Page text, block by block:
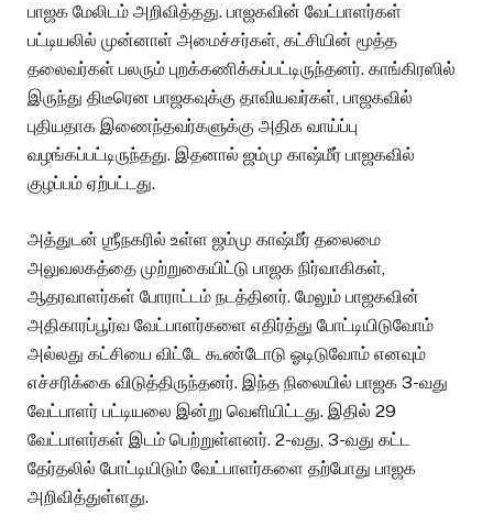
பாஜக மேலிடம் அறிவித்தது. பாஜகவின் வேட்பாளர்கள்
பட்டியலில் முன்னாள் அமைச்சர்கள், கட்சியின் மூத்த
தலைவர்கள் பலரும் புறக்கணிக்கப்பட்டிருந்தனர். காங்கிரஸில்
இருந்து திடீரென பாஜகவுக்கு தாவியவர்கள், பாஜகவில்
புதியதாக இணைந்தவர்களுக்கு அதிக வாய்ப்பு
வழங்கப்பட்டிருந்தது. இதனால் ஜம்மு காஷ்மீர் பாஜகவில்
குழப்பம் ஏற்பட்டது.
அத்துடன் ஶ்ரீநகரில் உள்ள ஜம்மு காஷ்மீர் தலைமை
அலுவலகத்தை முற்றுகையிட்டு பாஜக நிர்வாகிகள்,
ஆதரவாளர்கள் போராட்டம் நடத்தினர். மேலும் பாஜகவின்
அதிகாரப்பூர்வ வேட்பாளர்களை எதிர்த்து போட்டியிடுவோம்
அல்லது கட்சியை விட்டே கூண்டோடு ஓடிடுவோம் எனவும்
எச்சரிக்கை விடுத்திருந்தனர். இந்த நிலையில் பாஜக 3-வது
வேட்பாளர் பட்டியலை இன்று வெளியிட்டது. இதில் 29
வேட்பாளர்கள் இடம் பெற்றுள்ளனர். 2-வது, 3-வது கட்ட
தேர்தலில் போட்டியிடும் வேட்பாளர்களை தற்போது பாஜக
அறிவித்துள்ளது.